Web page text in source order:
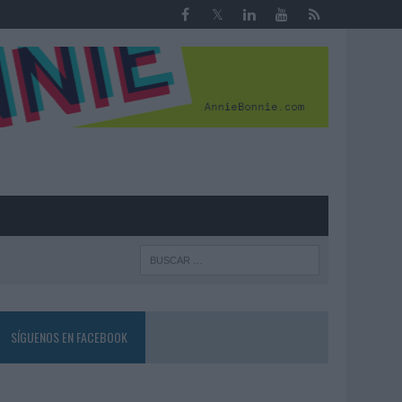
SÍGUENOS EN FACEBOOK